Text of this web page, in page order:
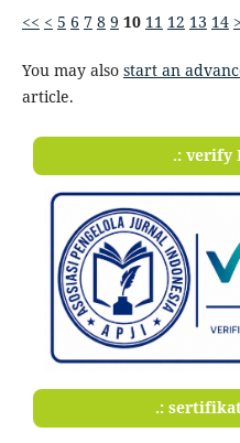
<< < 5 6 7 8 9 10 11 12 13 14 >
You may also start an
article.
.: verify
.: